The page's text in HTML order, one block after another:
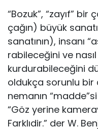
“Bo­zuk”, “zayıf”
çağın) büyük
sanatının), insanı
rabileceğini ve
kurdurabileceğini
oldukça sorunlu bir
nemanın
“Göz yerine
Farklıdir.” der W.